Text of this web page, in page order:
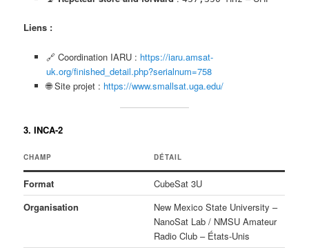
Liens :
🔗 Coordination IARU : https://iaru.amsat-
uk.org/finished_detail.php?serialnum=758
🌐 Site projet : https://www.smallsat.uga.edu/
3. INCA-2
CHAMP DÉTAIL
Format
CubeSat 3U
Organisation
New Mexico State University –
NanoSat Lab / NMSU Amateur
Radio Club – États-Unis